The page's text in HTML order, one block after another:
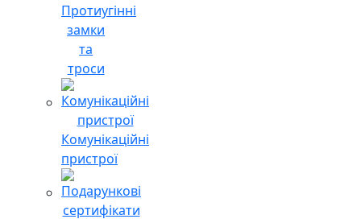
Протиугінні
замки
та
троси
Комунікаційні
пристрої